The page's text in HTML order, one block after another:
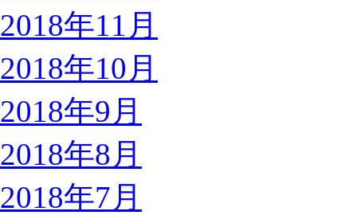
2018年11月
2018年10月
2018年9月
2018年8月
2018年7月